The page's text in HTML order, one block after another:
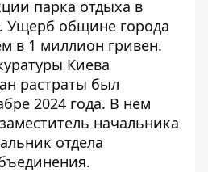
парка отдыха в
Ущерб общине города
в 1 миллион гривен.
Киева
растраты был
2024 года. В нем
начальника
отдела